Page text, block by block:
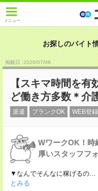
メニュー
お探しのバイト
掲載日 :2026/07/08
【スキマ時間を
ど働き方多数＊介
派遣 ブランクOK WEB登
WワークOK！時
厚いスタッフフ
▼なんでそんなに稼げるの
とみる